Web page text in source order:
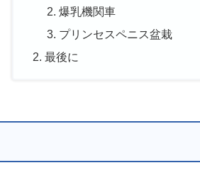
爆乳機関車
プリンセスペニス盆栽
最後に